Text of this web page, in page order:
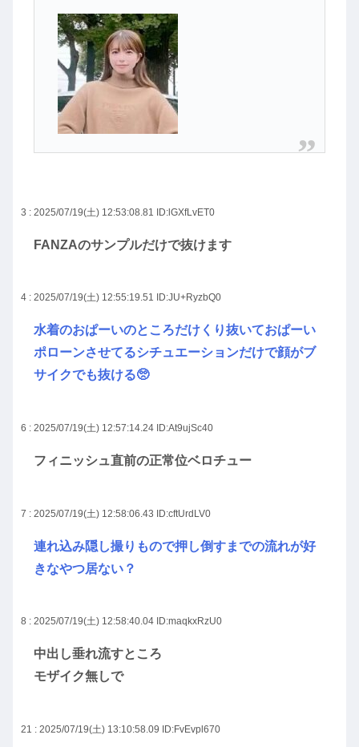
3 : 2025/07/19(土) 12:53:08.81 ID:lGXfLvET0
FANZAのサンプルだけで抜けます
4 : 2025/07/19(土) 12:55:19.51 ID:JU+RyzbQ0
水着のおぱーいのところだけくり抜いておぱーい
ポローンさせてるシチュエーションだけで顔がブ
サイクでも抜ける🥺
6 : 2025/07/19(土) 12:57:14.24 ID:At9ujSc40
フィニッシュ直前の正常位ベロチュー
7 : 2025/07/19(土) 12:58:06.43 ID:cftUrdLV0
連れ込み隠し撮りもので押し倒すまでの流れが好
きなやつ居ない？
8 : 2025/07/19(土) 12:58:40.04 ID:maqkxRzU0
中出し垂れ流すところ
モザイク無しで
21 : 2025/07/19(土) 13:10:58.09 ID:FvEvpl670